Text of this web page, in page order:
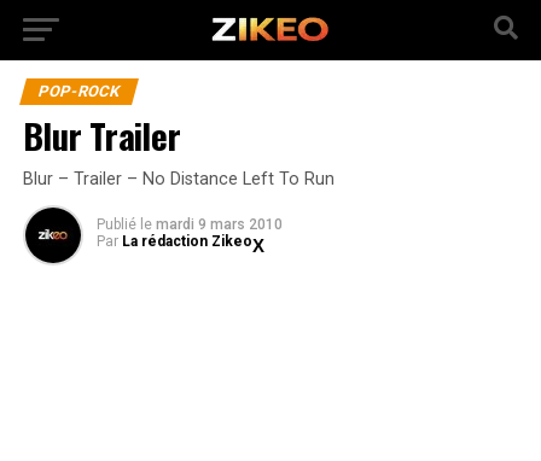
POP-ROCK
Blur Trailer
Blur – Trailer – No Distance Left To Run
Publié le mardi 9 mars 2010
Par La rédaction Zikeo